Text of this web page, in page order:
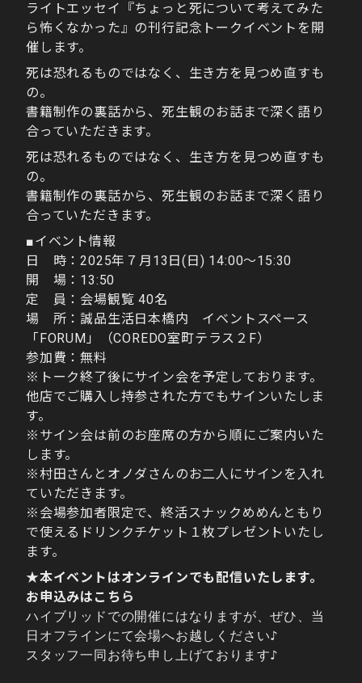
ライトエッセイ『ちょっと死について考えてみた
ら怖くなかった』の刊行記念トークイベントを開
催します。
死は恐れるものではなく、生き方を見つめ直すも
の。
書籍制作の裏話から、死生観のお話まで深く語り
合っていただきます。
死は恐れるものではなく、生き方を見つめ直すも
の。
書籍制作の裏話から、死生観のお話まで深く語り
合っていただきます。
■イベント情報
日 時：2025年７月13日(日) 14:00～15:30
開 場：13:50
定 員：会場観覧 40名
場 所：誠品生活日本橋内 イベントスペース
「FORUM」（COREDO室町テラス２F）
参加費：無料
※トーク終了後にサイン会を予定しております。
他店でご購入し持参された方でもサインいたしま
す。
※サイン会は前のお座席の方から順にご案内いた
します。
※村田さんとオノダさんのお二人にサインを入れ
ていただきます。
※会場参加者限定で、終活スナックめめんともり
で使えるドリンクチケット１枚プレゼントいたし
ます。
★本イベントはオンラインでも配信いたします。
お申込みはこちら
ハイブリッドでの開催にはなりますが、ぜひ、当
日オフラインにて会場へお越しください♪
スタッフ一同お待ち申し上げております♪